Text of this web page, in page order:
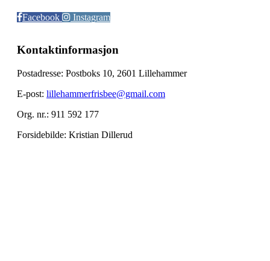
Facebook Instagram
Kontaktinformasjon
Postadresse: Postboks 10, 2601 Lillehammer
E-post: lillehammerfrisbee@gmail.com
Org. nr.: 911 592 177
Forsidebilde: Kristian Dillerud